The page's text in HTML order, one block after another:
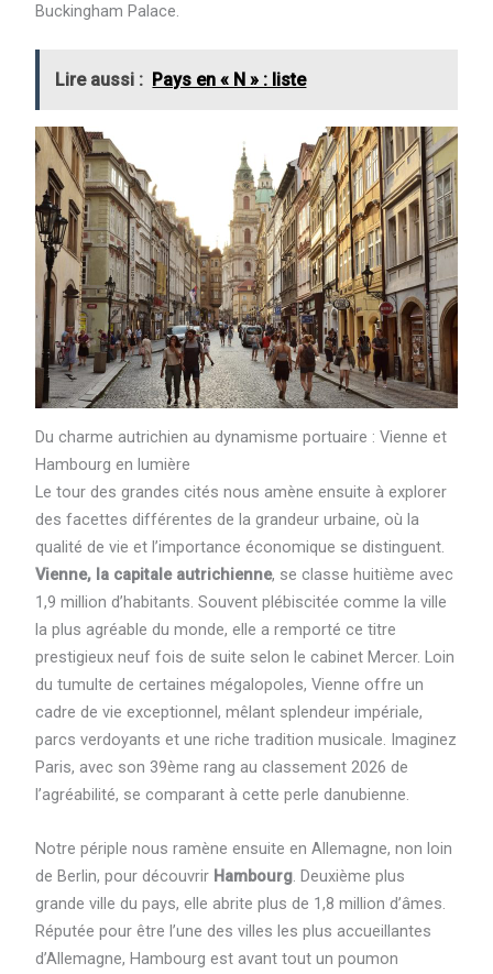
Buckingham Palace.
Lire aussi : Pays en « N » : liste
Du charme autrichien au dynamisme portuaire : Vienne et
Hambourg en lumière
Le tour des grandes cités nous amène ensuite à explorer
des facettes différentes de la grandeur urbaine, où la
qualité de vie et l’importance économique se distinguent.
Vienne, la capitale autrichienne, se classe huitième avec
1,9 million d’habitants. Souvent plébiscitée comme la ville
la plus agréable du monde, elle a remporté ce titre
prestigieux neuf fois de suite selon le cabinet Mercer. Loin
du tumulte de certaines mégalopoles, Vienne offre un
cadre de vie exceptionnel, mêlant splendeur impériale,
parcs verdoyants et une riche tradition musicale. Imaginez
Paris, avec son 39ème rang au classement 2026 de
l’agréabilité, se comparant à cette perle danubienne.
Notre périple nous ramène ensuite en Allemagne, non loin
de Berlin, pour découvrir Hambourg. Deuxième plus
grande ville du pays, elle abrite plus de 1,8 million d’âmes.
Réputée pour être l’une des villes les plus accueillantes
d’Allemagne, Hambourg est avant tout un poumon